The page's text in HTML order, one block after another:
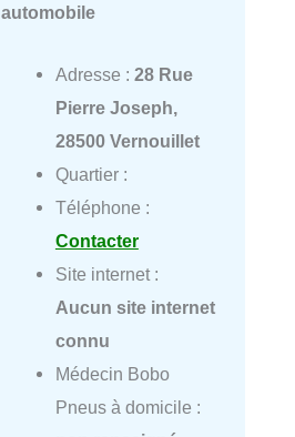
automobile
Adresse : 28 Rue
Pierre Joseph,
28500 Vernouillet
Quartier :
Téléphone :
Contacter
Site internet :
Aucun site internet
connu
Médecin Bobo
Pneus à domicile :